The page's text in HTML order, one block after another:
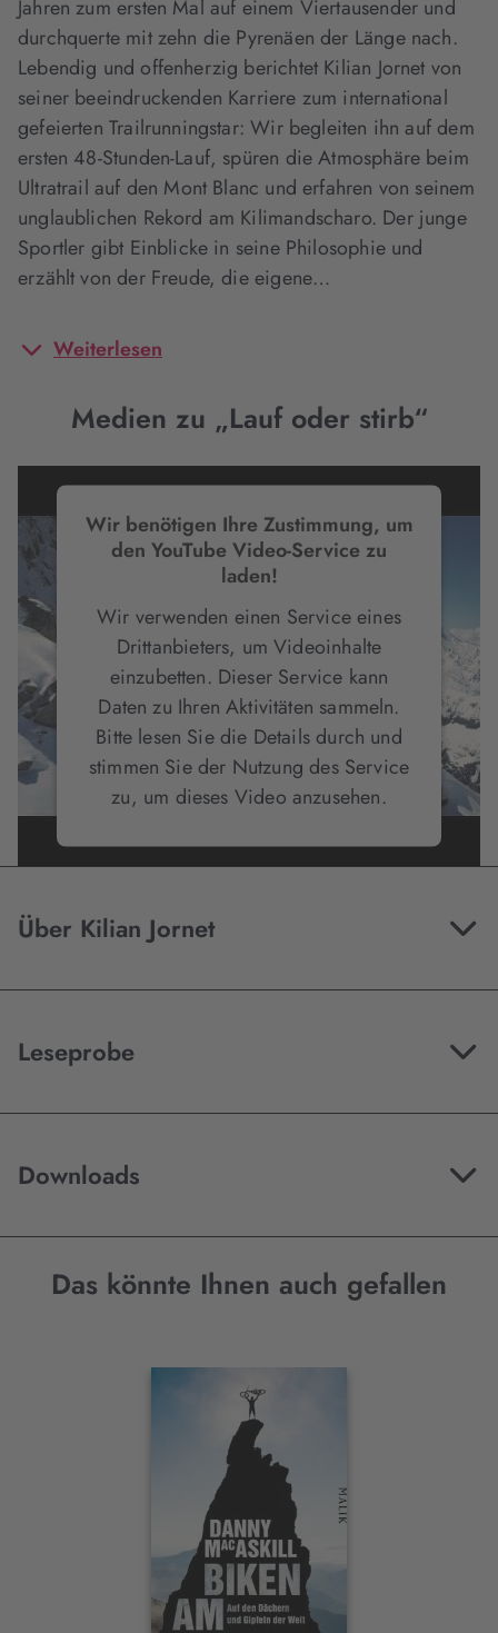
Jahren zum ersten Mal auf einem Viertausender und
durchquerte mit zehn die Pyrenäen der Länge nach.
Lebendig und offenherzig berichtet Kilian Jornet von
seiner beeindruckenden Karriere zum international
gefeierten Trailrunningstar: Wir begleiten ihn auf dem
ersten 48-Stunden-Lauf, spüren die Atmosphäre beim
Ultratrail auf den Mont Blanc und erfahren von seinem
unglaublichen Rekord am Kilimandscharo. Der junge
Sportler gibt Einblicke in seine Philosophie und
erzählt von der Freude, die eigene…
Weiterlesen
Medien zu „Lauf oder stirb“
Wir benötigen Ihre Zustimmung, um
den YouTube Video-Service zu
laden!
Wir verwenden einen Service eines
Drittanbieters, um Videoinhalte
einzubetten. Dieser Service kann
Daten zu Ihren Aktivitäten sammeln.
Bitte lesen Sie die Details durch und
stimmen Sie der Nutzung des Service
zu, um dieses Video anzusehen.
Mehr Informationen
Akzeptieren
Über Kilian Jornet
Leseprobe
Downloads
Das könnte Ihnen auch gefallen